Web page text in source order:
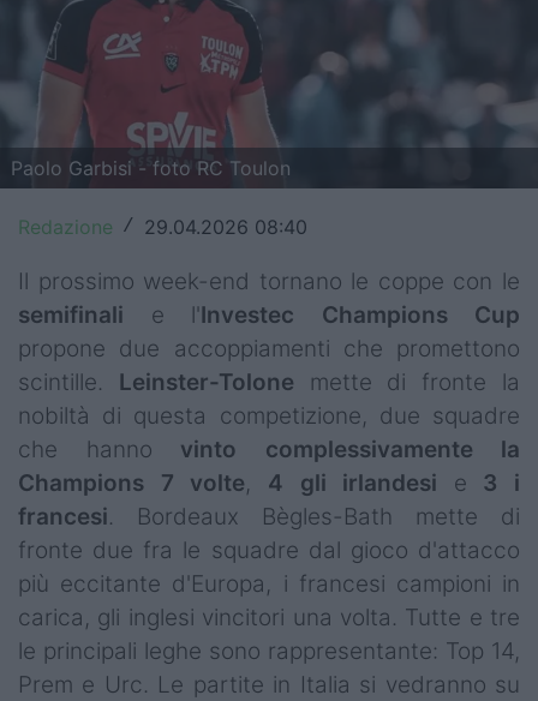
Top14
Premiership
Champions Cup
Challenge Cup
Rugby World Cup
Super Rugby
Rugby in TV
Mercato
Serie A Elite
Campionati
Serie A
Serie B
Paolo Garbisi - foto RC Toulon
Redazione / 29.04.2026 08:40
Il prossimo week-end tornano le coppe con le
semifinali e l'Investec Champions Cup
propone due accoppiamenti che promettono
scintille. Leinster-Tolone mette di fronte la
nobiltà di questa competizione, due squadre
che hanno vinto complessivamente la
Champions 7
volte, 4 gli irlandesi e 3 i
francesi. Bordeaux Bègles-Bath mette di
fronte due fra le squadre dal gioco d'attacco
più eccitante d'Europa, i francesi campioni in
carica, gli inglesi vincitori una volta. Tutte e tre
le principali leghe sono rappresentante: Top 14,
Prem e Urc. Le partite in Italia si vedranno su